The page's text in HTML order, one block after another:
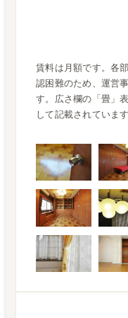
賃料は月額です。各
認困難のため、運営
す。広さ欄の「畳」
して記載されています